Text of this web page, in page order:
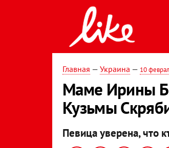
Главная — Украина — 10
Маме Ирины
Кузьмы
Певица уверена, что